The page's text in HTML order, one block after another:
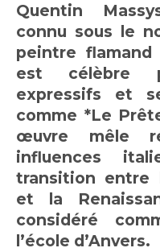
Quentin
connu sous le
peintre
est célèbre
expressifs et
comme *Le
œuvre mêle
influences
transition entre
et la
considéré
l’école d’Anvers.